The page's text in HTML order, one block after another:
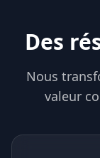
Des
Nous
valeur